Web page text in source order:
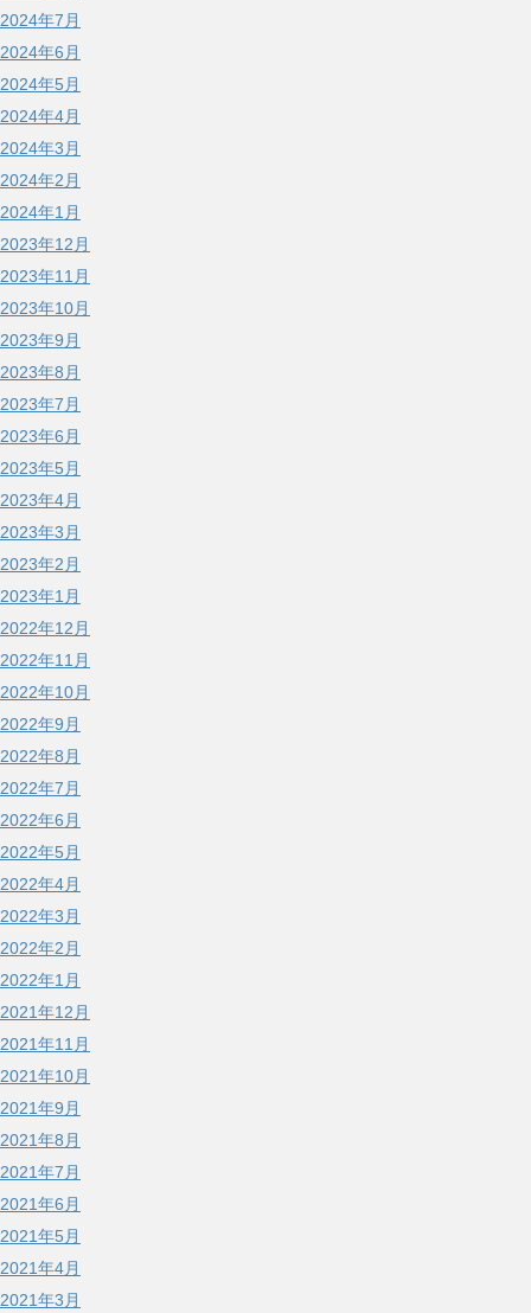
2024年7月
2024年6月
2024年5月
2024年4月
2024年3月
2024年2月
2024年1月
2023年12月
2023年11月
2023年10月
2023年9月
2023年8月
2023年7月
2023年6月
2023年5月
2023年4月
2023年3月
2023年2月
2023年1月
2022年12月
2022年11月
2022年10月
2022年9月
2022年8月
2022年7月
2022年6月
2022年5月
2022年4月
2022年3月
2022年2月
2022年1月
2021年12月
2021年11月
2021年10月
2021年9月
2021年8月
2021年7月
2021年6月
2021年5月
2021年4月
2021年3月